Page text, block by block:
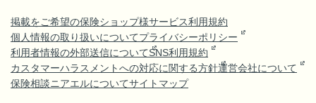
掲載をご希望の保険ショップ様サービス利用規約
個人情報の取り扱いについてプライバシーポリシー
利用者情報の外部送信についてSNS利用規約
カスタマーハラスメントへの対応に関する方針運営会社について
保険相談ニアエルについてサイトマップ